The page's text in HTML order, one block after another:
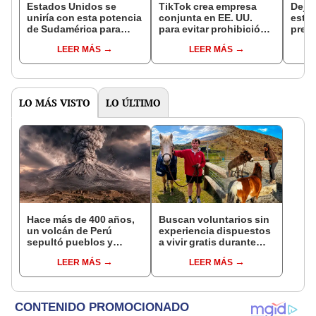
Estados Unidos se
uniría con esta potencia
de Sudamérica para
producción y
suministro de tierras
LEER MÁS
TikTok crea empresa
conjunta en EE. UU.
para evitar prohibición
LEER MÁS
Dejó
título
LO MÁS VISTO LO ÚLTIMO
Hace más de 400 años,
un volcán de Perú
sepultó pueblos y
veranos más fríos de la
historia: sigue bajo
LEER MÁS
Buscan voluntarios sin
experiencia dispuestos
a vivir gratis durante
cuidar caballos, burros
y otros animales
LEER MÁS